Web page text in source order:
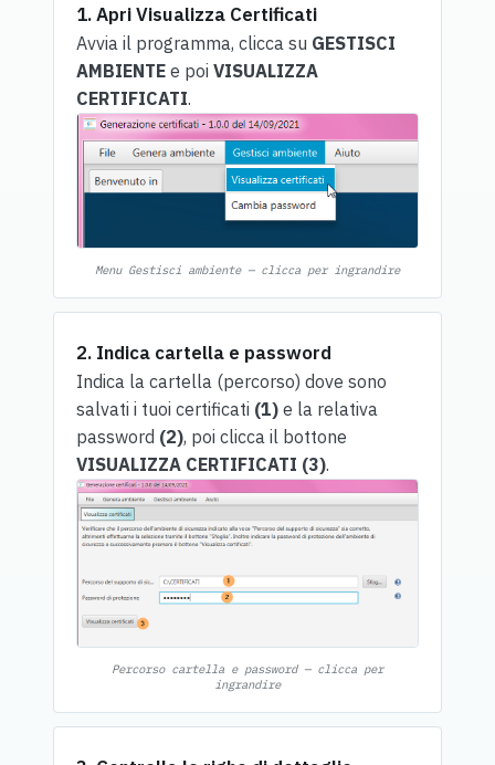
1. Apri Visualizza Certificati
Avvia il programma, clicca su GESTISCI
AMBIENTE e poi VISUALIZZA
CERTIFICATI.
Menu Gestisci ambiente — clicca per ingrandire
2. Indica cartella e password
Indica la cartella (percorso) dove sono
salvati i tuoi certificati (1) e la relativa
password (2), poi clicca il bottone
VISUALIZZA CERTIFICATI (3).
Percorso cartella e password — clicca per
ingrandire